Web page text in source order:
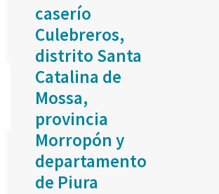
caserío
Culebreros,
distrito Santa
Catalina de
Mossa,
provincia
Morropón y
departamento
de Piura